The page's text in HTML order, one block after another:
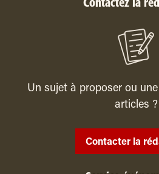
Contactez la
Un sujet à proposer ou
articles ?
Contacter la